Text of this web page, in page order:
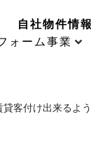
自社物件情報
ォーム事業
付け出来るよ